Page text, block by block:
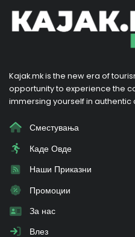
Kajak.mk is the new era of
opportunity to experience the
immersing yourself in authentic
Сместувања
Каде Овде
Наши Приказни
Промоции
За нас
Влез